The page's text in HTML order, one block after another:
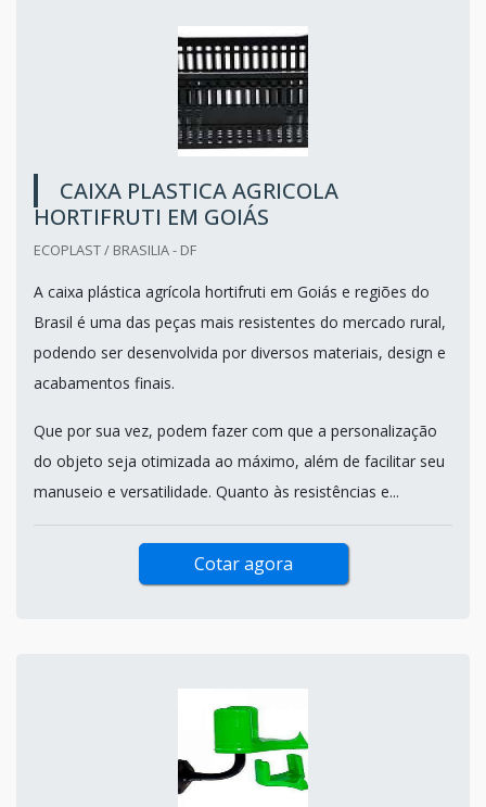
CAIXA PLASTICA AGRICOLA
HORTIFRUTI EM GOIÁS
ECOPLAST / BRASILIA - DF
A caixa plástica agrícola hortifruti em Goiás e regiões do
Brasil é uma das peças mais resistentes do mercado rural,
podendo ser desenvolvida por diversos materiais, design e
acabamentos finais.
Que por sua vez, podem fazer com que a personalização
do objeto seja otimizada ao máximo, além de facilitar seu
manuseio e versatilidade. Quanto às resistências e...
Cotar agora